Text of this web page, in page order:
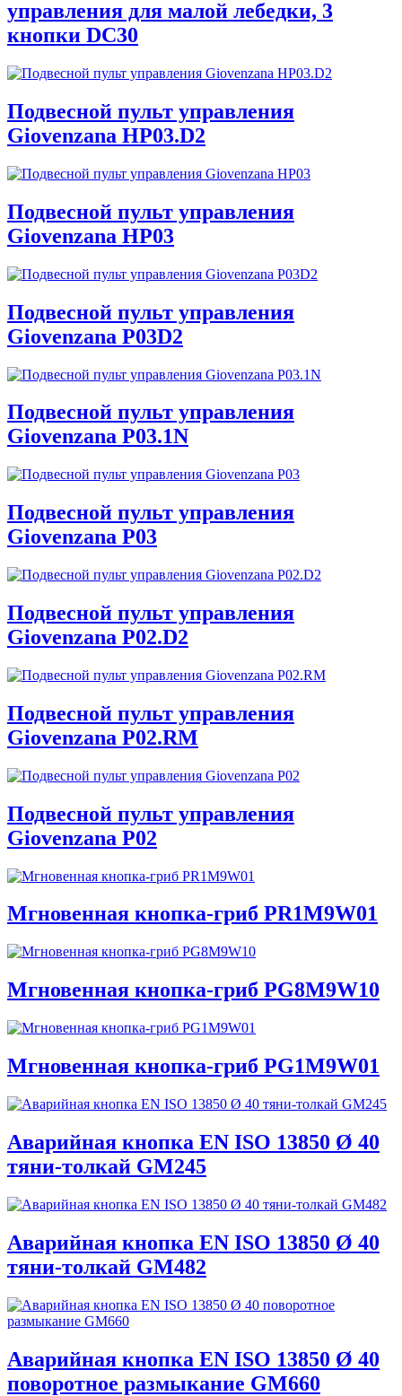
управления для малой лебедки, 3
кнопки DC30
Подвесной пульт управления
Giovenzana HP03.D2
Подвесной пульт управления
Giovenzana HP03
Подвесной пульт управления
Giovenzana P03D2
Подвесной пульт управления
Giovenzana P03.1N
Подвесной пульт управления
Giovenzana P03
Подвесной пульт управления
Giovenzana P02.D2
Подвесной пульт управления
Giovenzana P02.RM
Подвесной пульт управления
Giovenzana P02
Мгновенная кнопка-гриб PR1M9W01
Мгновенная кнопка-гриб PG8M9W10
Мгновенная кнопка-гриб PG1M9W01
Аварийная кнопка EN ISO 13850 Ø 40
тяни-толкай GM245
Аварийная кнопка EN ISO 13850 Ø 40
тяни-толкай GM482
Аварийная кнопка EN ISO 13850 Ø 40
поворотное размыкание GM660